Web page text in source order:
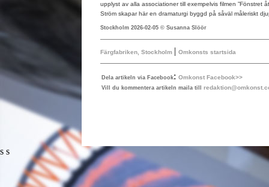
upplyst av alla associationer till exempelvis filmen ”Fönstret
Ström skapar här en dramaturgi byggd på såväl måleriskt
Stockholm 2026-02-05 © Susanna Slöör
Färgfabriken, Stockholm | Omkonsts startsida
Dela artikeln via Facebook: Omkonst Facebook>>
Vill du kommentera artikeln maila till
s s